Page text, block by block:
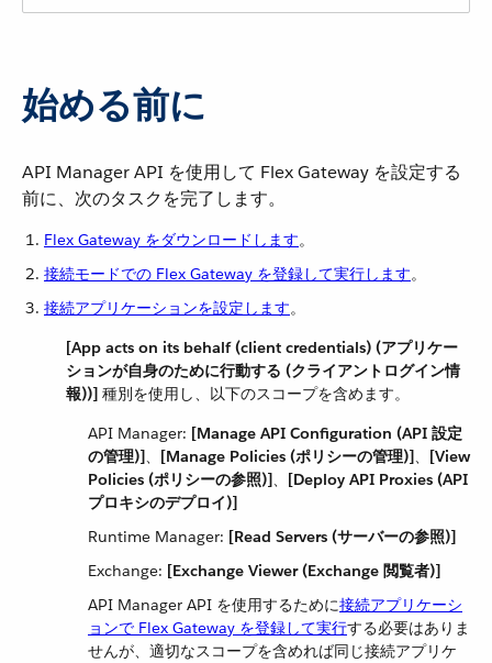
始める前に
API Manager API を使用して Flex Gateway を設定する
前に、次のタスクを完了します。
Flex Gateway をダウンロードします​。
接続モードでの Flex Gateway を登録して実行します​。
接続アプリケーションを設定します​。
[App acts on its behalf (client credentials) (アプリケー
ションが自身のために行動する (クライアントログイン情
報))] ​ 種別を使用し、以下のスコープを含めます。
API Manager: [Manage API Configuration (API 設定
の管理)]​、​ [Manage Policies (ポリシーの管理)]​、​ [View
Policies (ポリシーの参照)]​、​ [Deploy API Proxies (API
プロキシのデプロイ)]
Runtime Manager: [Read Servers (サーバーの参照)]
Exchange: [Exchange Viewer (Exchange 閲覧者)]
API Manager API を使用するために​接続アプリケーシ
ョンで Flex Gateway を登録して実行​する必要はありま
せんが、適切なスコープを含めれば同じ接続アプリケ